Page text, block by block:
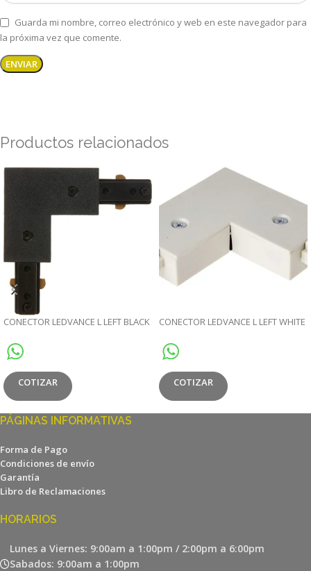
Guarda mi nombre, correo electrónico y web en este navegador para
la próxima vez que comente.
Productos relacionados
CONECTOR LEDVANCE L LEFT BLACK
COTIZAR
CONECTOR LEDVANCE L LEFT WHITE
COTIZAR
PÁGINAS INFORMATIVAS
Forma de Pago
Condiciones de envío
Garantía
Libro de Reclamaciones
HORARIOS
Lunes a Viernes: 9:00am a 1:00pm / 2:00pm a 6:00pm
Sabados: 9:00am a 1:00pm